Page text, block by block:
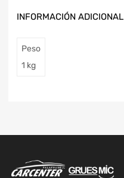
INFORMACIÓN ADICIONAL
Peso
1 kg